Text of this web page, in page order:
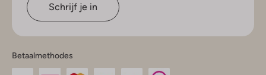
Schrijf je in
Betaalmethodes